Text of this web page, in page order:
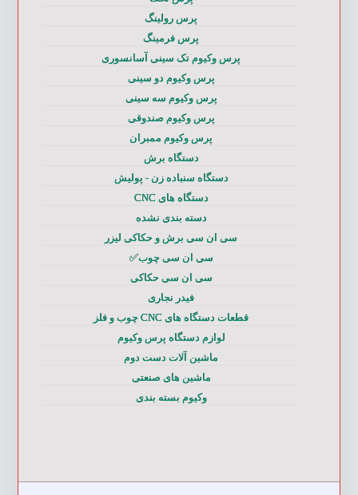
پرس رولینگ
پرس فرمینگ
پرس وکیوم تک سینی آسانسوری
پرس وکیوم دو سینی
پرس وکیوم سه سینی
پرس وکیوم صندوقی
پرس وکیوم ممبران
دستگاه برش
دستگاه سنباده زن - پولیش
دستگاه های CNC
دسته بندی نشده
سی ان سی برش و حکاکی لیزر
سی ان سی چوب✅
سی ان سی حکاکی
فیدر نجاری
قطعات دستگاه های CNC چوب و فلز
لوازم دستگاه پرس وکیوم
ماشین آلات دست دوم
ماشین های صنعتی
وکیوم بسته بندی